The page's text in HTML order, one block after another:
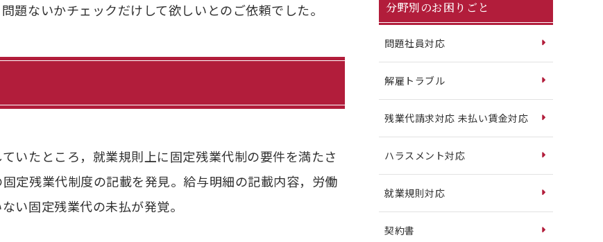
分野別のお困りごと
問題社員対応
解雇トラブル
残業代請求対応 未払い賃金対応
ハラスメント対応
就業規則対応
契約書
ないかチェックだけして欲しいとのご依頼でした。
いたところ，就業規則上に固定残業代制の要件を満たさ
定残業代制度の記載を発見。給与明細の記載内容，労働
い固定残業代の未払が発覚。